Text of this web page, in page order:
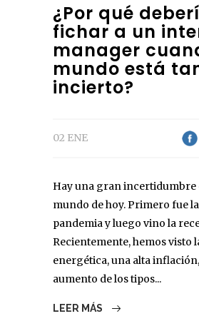
¿Por qué
fichar a un
manager
mundo está
incierto?
02 ENE
Hay una gran incertidumbre
mundo de hoy. Primero fue la
pandemia y luego vino la
Recientemente, hemos visto
energética, una alta
aumento de los tipos...
LEER MÁS